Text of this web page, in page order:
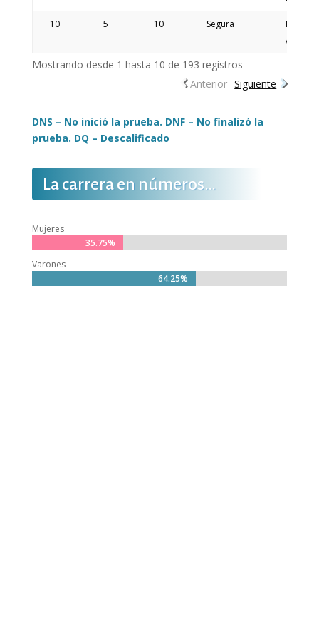
10 5 10 Segura
Nicolas
Andres
Mostrando desde 1 hasta 10 de 193 registros
Anterior Siguiente
DNS – No inició la prueba. DNF – No finalizó la
prueba. DQ – Descalificado
La carrera en números…
Mujeres
35.75%
35.75%
Varones
64.25%
64.25%